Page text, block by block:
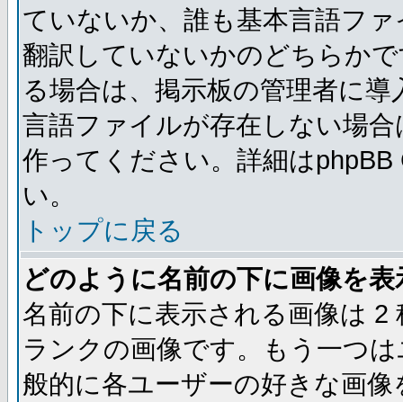
ていないか、誰も基本言語フ
翻訳していないかのどちらか
る場合は、掲示板の管理者に
言語ファイルが存在しない場
作ってください。詳細は
い。
トップに戻る
どのように名前の下に画像を
名前の下に表示される画像は
ランクの画像です。もう一つ
般的に各ユーザーの好きな画